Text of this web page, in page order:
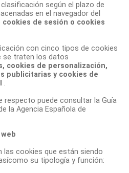
según el plazo de
en el navegador del
cookies de sesión o cookies
con cinco tipos de cookies
se traten los datos
cookies de personalización,
publicitarias y cookies de
.
respecto puede consultar la Guía
la Agencia Española de
cookies que están siendo
su tipología y función: